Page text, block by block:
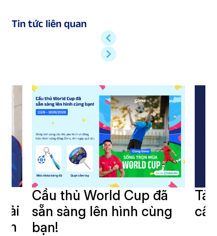
Tin tức liên quan
Cầu thủ World Cup đã
sẵn sàng lên hình cùng
bạn!